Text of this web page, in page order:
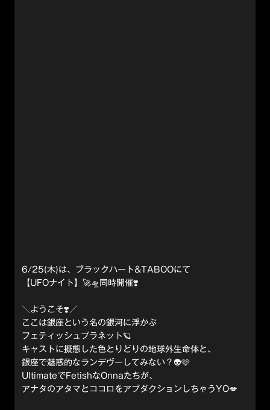
6/25(木)は、ブラックハート&TABOOにて
【UFOナイト】🚀🛸同時開催❣️
＼ようこそ❣️／
ここは銀座という名の銀河に浮かぶ
フェティッシュプラネット🪐
キャストに擬態した色とりどりの地球外生命体と、
銀座で魅惑的なランデヴーしてみない？👽🩷
UltimateでFetishなOnnaたちが、
アナタのアタマとココロをアブダクションしちゃうYO💋